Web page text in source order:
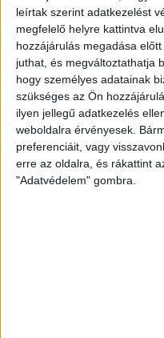
leírtak szerint adatkezelést
megfelelő helyre kattintva
hozzájárulás megadása
juthat, és megváltoztathatja
hogy személyes adatainak
szükséges az Ön
ilyen jellegű adatkezelés
weboldalra érvényesek.
preferenciáit, vagy
erre az oldalra, és rákattint
"Adatvédelem" gombra.
12. óra
13. óra
14. óra
15. óra